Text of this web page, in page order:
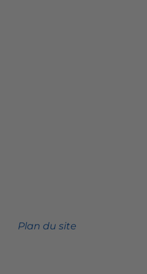
Plan du site